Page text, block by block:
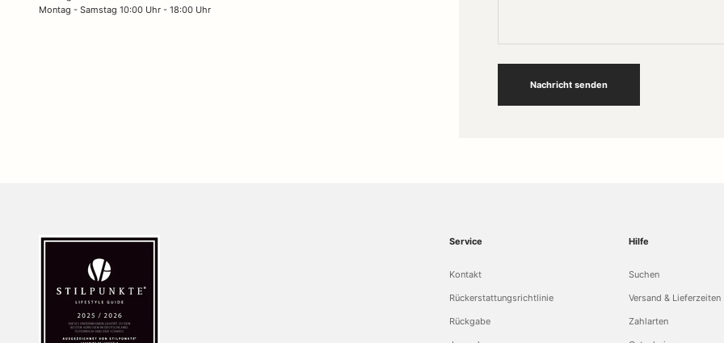
Montag - Samstag 10:00 Uhr - 18:00 Uhr
Nachricht senden
Service
Kontakt
Rückerstattungsrichtlinie
Rückgabe
Hilfe
Suchen
Versand & Lieferzeiten
Zahlarten